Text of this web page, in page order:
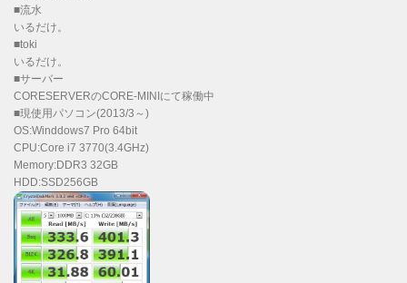
■流水
いるだけ。
■toki
いるだけ。
■サーバー
CORESERVERのCORE-MINIにて稼働中
■現使用パソコン(2013/3～)
OS:Winddows7 Pro 64bit
CPU:Core i7 3770(3.4GHz)
Memory:DDR3 32GB
HDD:SSD256GB